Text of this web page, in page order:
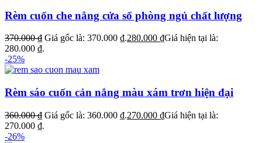
Rèm cuốn che nắng cửa sổ phòng ngủ chất lượng
370.000₫ Giá gốc là: 370.000 ₫.280.000 ₫Giá hiện tại là:
280.000 ₫.
-25%
Rèm sáo cuốn cản nắng màu xám trơn hiện đại
360.000₫ Giá gốc là: 360.000 ₫.270.000 ₫Giá hiện tại là:
270.000 ₫.
-26%